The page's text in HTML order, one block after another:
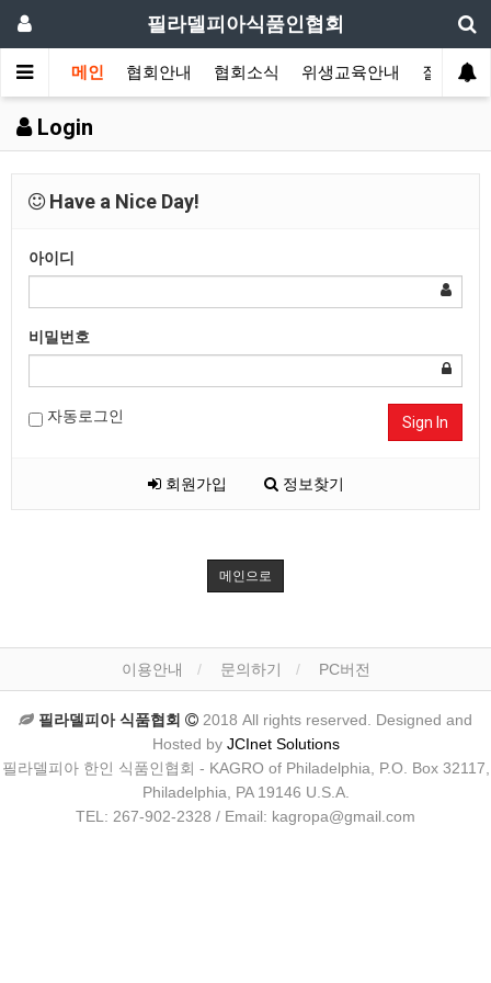
필라델피아식품인협회
메인 협회안내 협회소식 위생교육안내 질의답변
Login
Have a Nice Day!
아이디
비밀번호
자동로그인 Sign In
회원가입 정보찾기
메인으로
이용안내 문의하기 PC버전
필라델피아 식품협회
2018 All rights reserved. Designed and
Hosted by JCInet Solutions
필라델피아 한인 식품인협회 - KAGRO of Philadelphia, P.O. Box 32117,
Philadelphia, PA 19146 U.S.A.
TEL: 267-902-2328 / Email: kagropa@gmail.com